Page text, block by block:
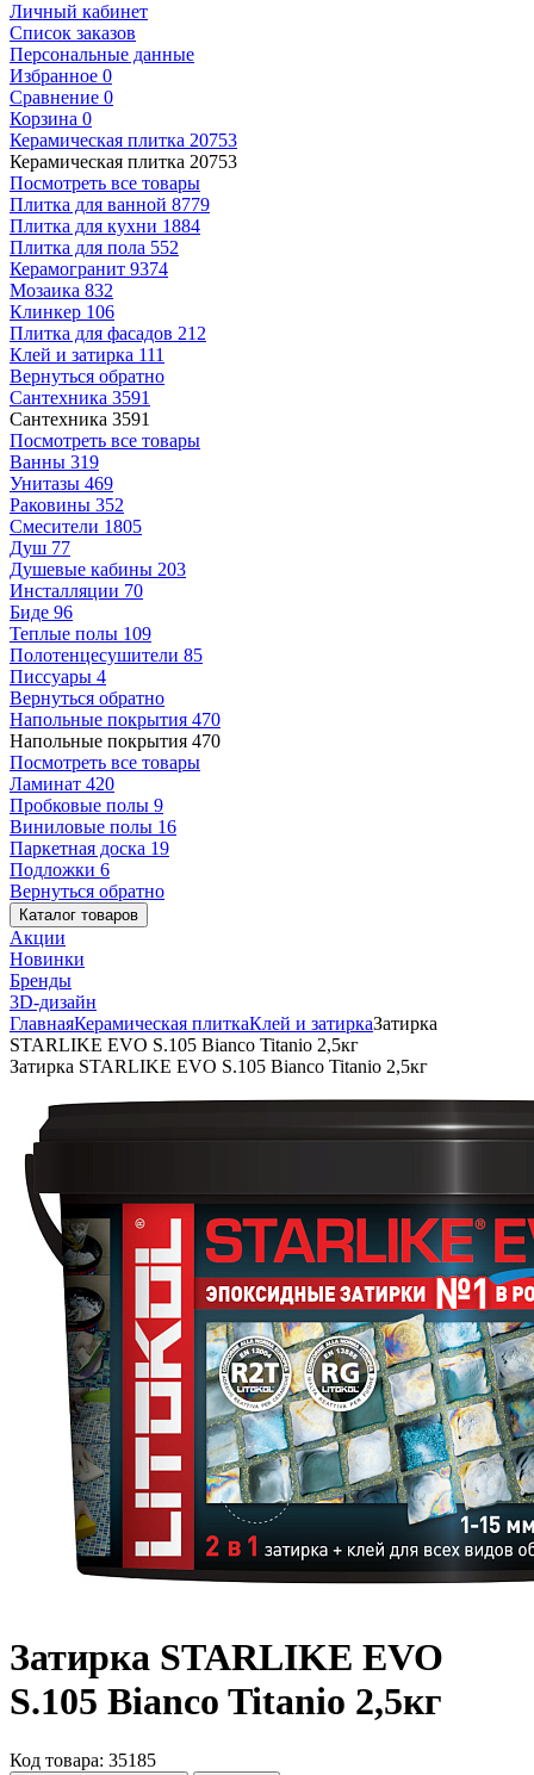
Личный кабинет
Список заказов
Персональные данные
Избранное 0
Сравнение 0
Корзина 0
Керамическая плитка 20753
Керамическая плитка 20753
Посмотреть все товары
Плитка для ванной 8779
Плитка для кухни 1884
Плитка для пола 552
Керамогранит 9374
Мозаика 832
Клинкер 106
Плитка для фасадов 212
Клей и затирка 111
Вернуться обратно
Сантехника 3591
Сантехника 3591
Посмотреть все товары
Ванны 319
Унитазы 469
Раковины 352
Смесители 1805
Душ 77
Душевые кабины 203
Инсталляции 70
Биде 96
Теплые полы 109
Полотенцесушители 85
Писсуары 4
Вернуться обратно
Напольные покрытия 470
Напольные покрытия 470
Посмотреть все товары
Ламинат 420
Пробковые полы 9
Виниловые полы 16
Паркетная доска 19
Подложки 6
Вернуться обратно
Каталог товаров
Акции
Новинки
Бренды
3D-дизайн
ГлавнаяКерамическая плиткаКлей и затиркаЗатирка
STARLIKE EVO S.105 Bianco Titanio 2,5кг
Затирка STARLIKE EVO S.105 Bianco Titanio 2,5кг
Затирка STARLIKE EVO
S.105 Bianco Titanio 2,5кг
Код товара: 35185